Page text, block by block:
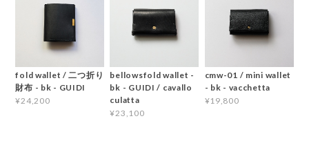
fold wallet / 二つ折り
財布 - bk - GUIDI
¥24,200
bellowsfold wallet -
bk - GUIDI / cavallo
culatta
¥23,100
cmw-01 / mini wallet
- bk - vacchetta
¥19,800